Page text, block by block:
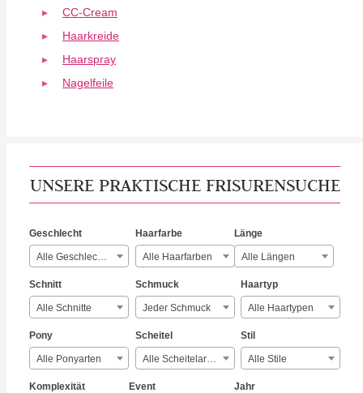
CC-Cream
Haarkreide
Haarspray
Nagelfeile
UNSERE PRAKTISCHE FRISURENSUCHE
Geschlecht
Alle Geschlechter
Haarfarbe
Alle Haarfarben
Länge
Alle Längen
Schnitt
Alle Schnitte
Schmuck
Jeder Schmuck
Haartyp
Alle Haartypen
Pony
Alle Ponyarten
Scheitel
Alle Scheitelarten
Stil
Alle Stile
Komplexität Event Jahr